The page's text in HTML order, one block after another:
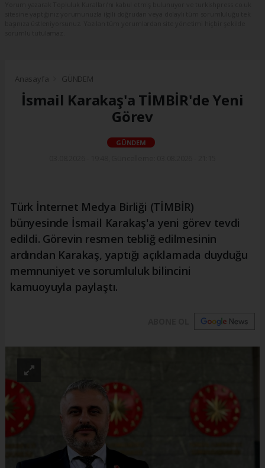
Anasayfa GÜNDEM
İsmail Karakaş'a TİMBİR'de Yeni
Görev
GÜNDEM
Türk İnternet Medya Birliği (TİMBİR)
bünyesinde İsmail Karakaş'a yeni görev tevdi
edildi. Görevin resmen tebliğ edilmesinin
ardından Karakaş, yaptığı açıklamada duyduğu
memnuniyet ve sorumluluk bilincini
kamuoyuyla paylaştı.